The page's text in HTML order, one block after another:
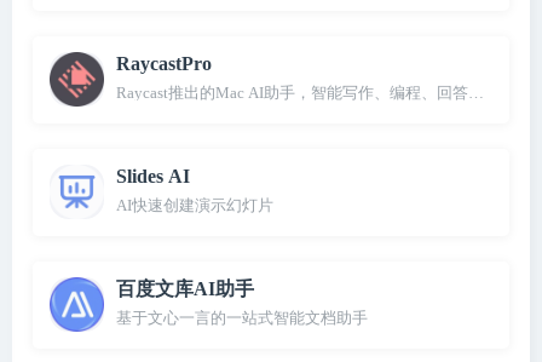
RaycastPro
Raycast推出的Mac AI助手，智能写作、编程、回答问题等
Slides AI
AI快速创建演示幻灯片
百度文库AI助手
基于文心一言的一站式智能文档助手